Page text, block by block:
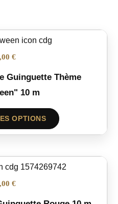
€
Guinguette Thème
10 m
OPTIONS
€